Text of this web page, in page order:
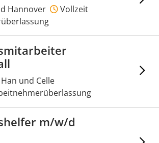
Hannover
Vollzeit
und Celle
m/w/d